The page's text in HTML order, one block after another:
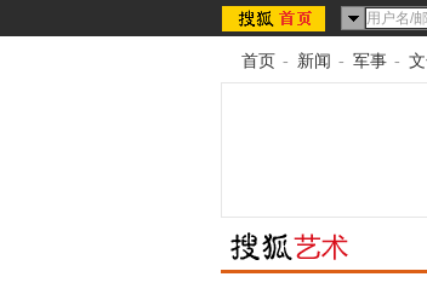
首页 - 新闻 - 军事 -